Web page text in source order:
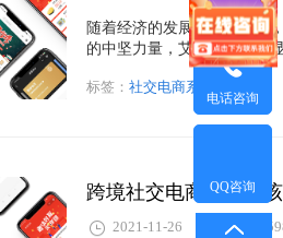
随着经济的发展和时代变迁
的中坚力量，艾瑞调研数据
消费群体对生鲜价格敏感度
较高，同时对配送速度有“
标签： 社交电商系统
跨境社交电商系统应
2021-11-26
微信咨询
电话咨询
QQ咨询